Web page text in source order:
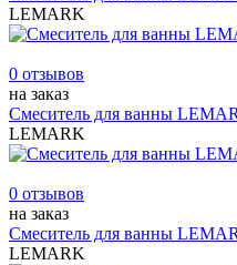
LEMARK
0 отзывов
на заказ
Смеситель для ванны
LEMARK
0 отзывов
на заказ
Смеситель для ванны
LEMARK